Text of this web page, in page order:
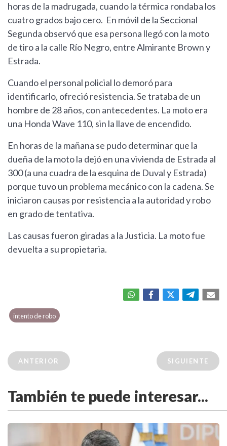
horas de la madrugada, cuando la térmica rondaba los
cuatro grados bajo cero. En móvil de la Seccional
Segunda observó que esa persona llegó con la moto
de tiro a la calle Río Negro, entre Almirante Brown y
Estrada.
Cuando el personal policial lo demoró para
identificarlo, ofreció resistencia. Se trataba de un
hombre de 28 años, con antecedentes. La moto era
una Honda Wave 110, sin la llave de encendido.
En horas de la mañana se pudo determinar que la
dueña de la moto la dejó en una vivienda de Estrada al
300 (a una cuadra de la esquina de Duval y Estrada)
porque tuvo un problema mecánico con la cadena. Se
iniciaron causas por resistencia a la autoridad y robo
en grado de tentativa.
Las causas fueron giradas a la Justicia. La moto fue
devuelta a su propietaria.
intento de robo
ANTERIOR SIGUIENTE
También te puede interesar...